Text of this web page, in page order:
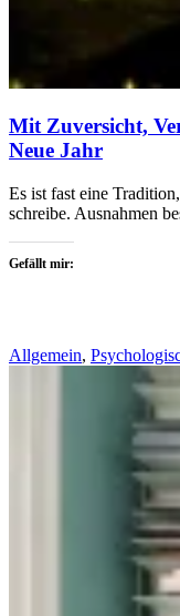
Mit Zuversicht,
Neue Jahr
Es ist fast eine
schreibe. Ausnahmen
Gefällt mir:
Allgemein,